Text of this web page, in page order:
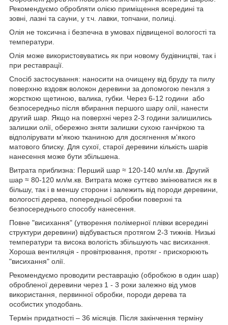
Рекомендуємо обробляти олією приміщення всередині та
зовні, лазні та сауни, у т.ч. лавки, топчани, полиці.
Олія не токсична і безпечна в умовах підвищеної вологості та
температури.
Олія може використовуватись як при новому будівництві, так і
при реставрації.
Спосіб застосування: наносити на очищену від бруду та пилу
поверхню вздовж волокон деревини за допомогою пензля з
жорсткою щетиною, валика, губки. Через 6-12 години або
безпосередньо після вбирання першого шару олії, нанести
другий шар. Якщо на поверхні через 2-3 години залишились
залишки олії, обережно зняти залишки сухою ганчіркою та
відполірувати м'якою тканиною для досягнення м'якого
матового блиску. Для сухої, старої деревини кількість шарів
нанесення може бути збільшена.
Витрата приблизна: Перший шар ≈ 120-140 мл/м.кв. Другий
шар ≈ 80-120 мл/м.кв. Витрата може суттєво змінюватися як в
більшу, так і в меншу сторони і залежить від породи деревини,
вологості дерева, попередньої обробки поверхні та
безпосереднього способу нанесення.
Повне "висихання" (утворення полімерної плівки всередині
структури деревини) відбувається протягом 2-3 тижнів. Низькі
температури та висока вологість збільшують час висихання.
Хороша вентиляція - провітрювання, протяг - прискорюють
"висихання" олії.
Рекомендуємо проводити реставрацію (обробкою в один шар)
обробленої деревини через 1 - 3 роки залежно від умов
використання, первинної обробки, породи дерева та
особистих уподобань.
Термін придатності – 36 місяців. Після закінчення терміну